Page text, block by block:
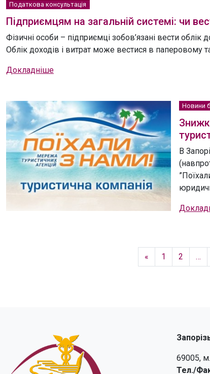
Податкова консультація
Підприємцям на загальній системі: чи
Фізичні особи – підприємці зобов’язані вести
Облік доходів і витрат може вестися в паперовому
Докладніше
Новини
В
« 1 2 …
69005,
Тел./